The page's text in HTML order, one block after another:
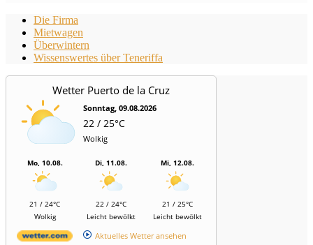
Die Firma
Mietwagen
Überwintern
Wissenswertes über Teneriffa
Wetter Puerto de la Cruz
Sonntag, 09.08.2026
22 / 25°C
Wolkig
Mo, 10.08.
21 / 24°C
Wolkig
Di, 11.08.
22 / 24°C
Leicht bewölkt
Mi, 12.08.
21 / 25°C
Leicht bewölkt
Aktuelles Wetter ansehen